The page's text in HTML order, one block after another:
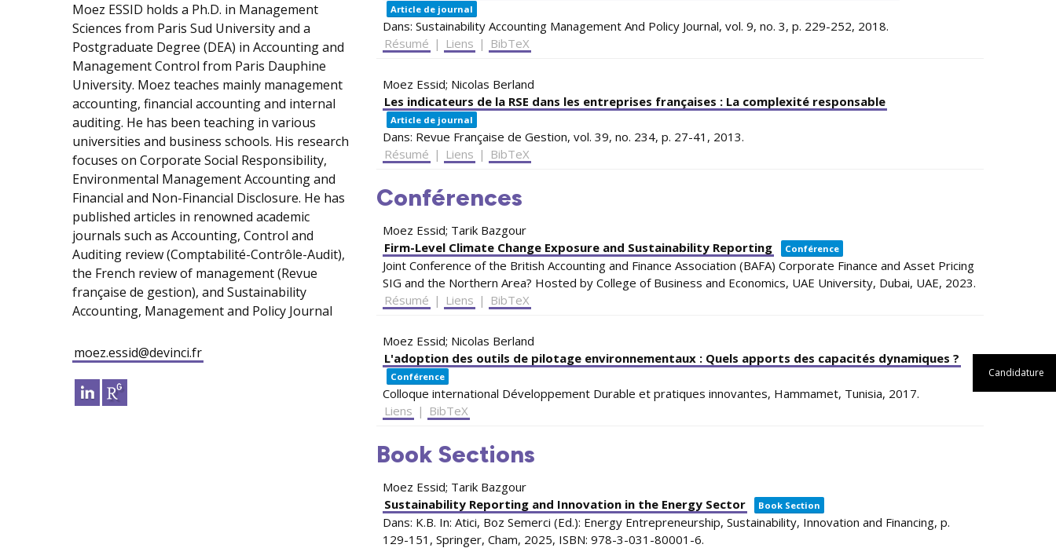
Moez ESSID holds a Ph.D. in Management
Sciences from Paris Sud University and a
Postgraduate Degree (DEA) in Accounting and
Management Control from Paris Dauphine
University. Moez teaches mainly management
accounting, financial accounting and internal
auditing. He has been teaching in various
universities and business schools. His research
focuses on Corporate Social Responsibility,
Environmental Management Accounting and
Financial and Non-Financial Disclosure. He has
published articles in renowned academic
journals such as Accounting, Control and
Auditing review (Comptabilité-Contrôle-Audit),
the French review of management (Revue
française de gestion), and Sustainability
Accounting, Management and Policy Journal
moez.essid@devinci.fr
Article de journal
Dans: Sustainability Accounting Management And Policy Journal, vol. 9, no. 3, p. 229-252, 2018.
Résumé | Liens | BibTeX
Moez Essid; Nicolas Berland
Les indicateurs de la RSE dans les entreprises françaises : La complexité responsable
Article de journal
Dans: Revue Française de Gestion, vol. 39, no. 234, p. 27-41, 2013.
Résumé | Liens | BibTeX
Conférences
Moez Essid; Tarik Bazgour
Firm-Level Climate Change Exposure and Sustainability Reporting
Conférence
Joint Conference of the British Accounting and Finance Association (BAFA) Corporate Finance and Asset Pricing
SIG and the Northern Area? Hosted by College of Business and Economics, UAE University, Dubai, UAE, 2023.
Résumé | Liens | BibTeX
Moez Essid; Nicolas Berland
L'adoption des outils de pilotage environnementaux : Quels apports des capacités dynamiques ?
Conférence
Colloque international Développement Durable et pratiques innovantes, Hammamet, Tunisia, 2017.
Liens | BibTeX
Book Sections
Moez Essid; Tarik Bazgour
Sustainability Reporting and Innovation in the Energy Sector
Book Section
Dans: K.B. In: Atici, Boz Semerci (Ed.): Energy Entrepreneurship, Sustainability, Innovation and Financing, p.
129-151, Springer, Cham, 2025, ISBN: 978-3-031-80001-6.
Candidature